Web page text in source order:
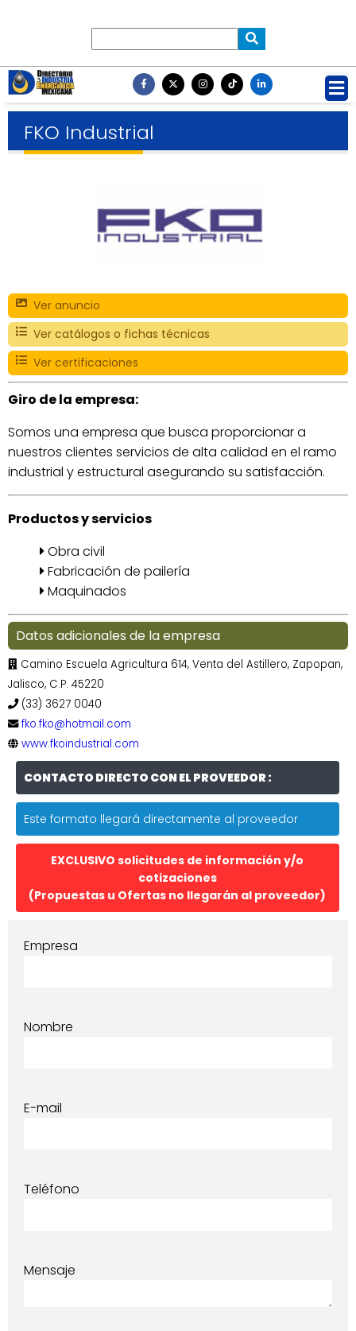
FKO Industrial
Ver anuncio
Ver catálogos o fichas técnicas
Ver certificaciones
Giro de la empresa:
Somos una empresa que busca proporcionar a
nuestros clientes servicios de alta calidad en el ramo
industrial y estructural asegurando su satisfacción.
Productos y servicios
Obra civil
Fabricación de pailería
Maquinados
Datos adicionales de la empresa
Camino Escuela Agricultura 614, Venta del Astillero, Zapopan,
Jalisco, C.P. 45220
(33) 3627 0040
fko.fko@hotmail.com
www.fkoindustrial.com
CONTACTO DIRECTO CON EL PROVEEDOR :
Este formato llegará directamente al proveedor
EXCLUSIVO solicitudes de información y/o
cotizaciones
(Propuestas u Ofertas no llegarán al proveedor)
Empresa
Nombre
E-mail
Teléfono
Mensaje